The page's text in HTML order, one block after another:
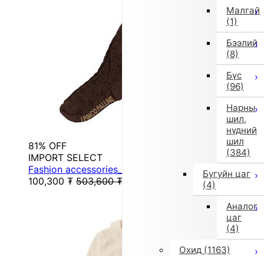
Малгай
(1)
Бээлий
(8)
Бүс
(96)
Нарны
шил,
нүдний
шил
(384)
Бугуйн цаг
(4)
Аналог
цаг
(4)
Охид (1163)
81% OFF
IMPORT SELECT
Fashion accessories_tights (others)
100,300 ₮ 503,600 ₮